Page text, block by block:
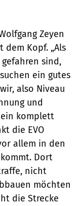
Zeyen
dem Kopf. „Als
sind,
ein gutes
also Niveau
und
komplett
die EVO
allem in den
kommt. Dort
nicht
möchten
die Strecke